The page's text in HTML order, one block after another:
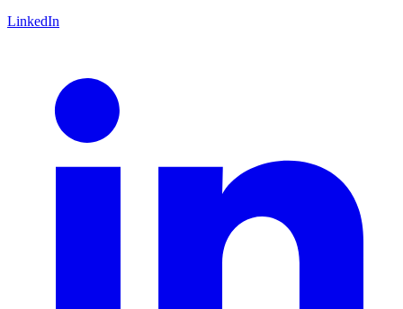
LinkedIn